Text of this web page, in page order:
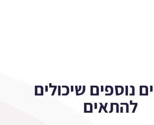
נוספים שיכולים
להתאים